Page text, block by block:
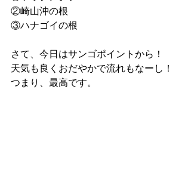
②崎山沖の根
③ハナゴイの根
さて、今日はサンゴポイントから！
天気も良くおだやかで流れもなーし！
つまり、最高です。